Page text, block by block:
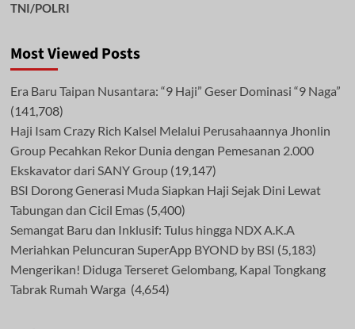
TNI/POLRI
Most Viewed Posts
Era Baru Taipan Nusantara: “9 Haji” Geser Dominasi “9 Naga”
(141,708)
Haji Isam Crazy Rich Kalsel Melalui Perusahaannya Jhonlin
Group Pecahkan Rekor Dunia dengan Pemesanan 2.000
Ekskavator dari SANY Group (19,147)
BSI Dorong Generasi Muda Siapkan Haji Sejak Dini Lewat
Tabungan dan Cicil Emas (5,400)
Semangat Baru dan Inklusif: Tulus hingga NDX A.K.A
Meriahkan Peluncuran SuperApp BYOND by BSI (5,183)
Mengerikan! Diduga Terseret Gelombang, Kapal Tongkang
Tabrak Rumah Warga (4,654)